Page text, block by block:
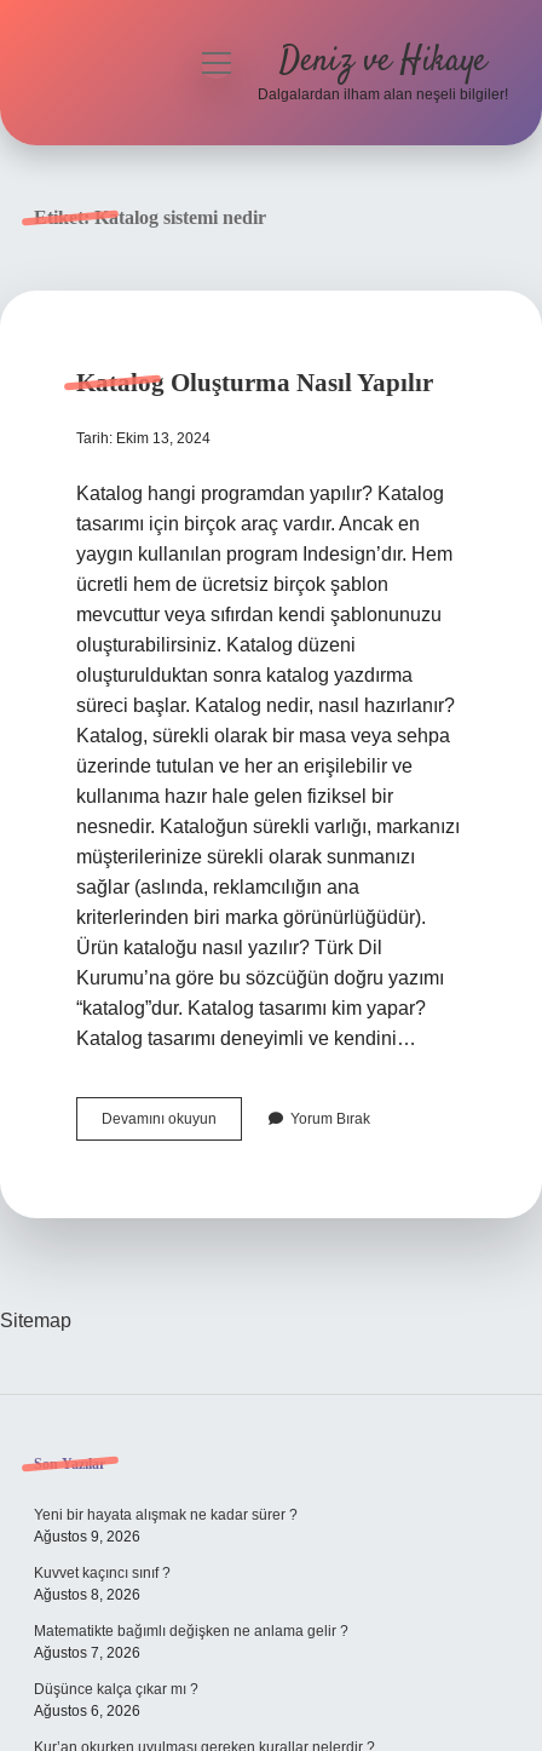
menüyü
Deniz ve Hikaye
Dalgalardan ilham alan neşeli bilgiler!
Etiket:Katalog sistemi nedir
Katalog Oluşturma Nasıl Yapılır
Tarih: Ekim 13, 2024
Katalog hangi programdan yapılır? Katalog
tasarımı için birçok araç vardır. Ancak en
yaygın kullanılan program Indesign’dır. Hem
ücretli hem de ücretsiz birçok şablon
mevcuttur veya sıfırdan kendi şablonunuzu
oluşturabilirsiniz. Katalog düzeni
oluşturulduktan sonra katalog yazdırma
süreci başlar. Katalog nedir, nasıl hazırlanır?
Katalog, sürekli olarak bir masa veya sehpa
üzerinde tutulan ve her an erişilebilir ve
kullanıma hazır hale gelen fiziksel bir
nesnedir. Kataloğun sürekli varlığı, markanızı
müşterilerinize sürekli olarak sunmanızı
sağlar (aslında, reklamcılığın ana
kriterlerinden biri marka görünürlüğüdür).
Ürün kataloğu nasıl yazılır? Türk Dil
Kurumu’na göre bu sözcüğün doğru yazımı
“katalog”dur. Katalog tasarımı kim yapar?
Katalog tasarımı deneyimli ve kendini…
Devamını okuyun
Oluşturma
Yorum Bırak
Sitemap
Sidebar
Son Yazılar
Yeni bir hayata alışmak ne kadar sürer ?
Ağustos 9, 2026
Kuvvet kaçıncı sınıf ?
Ağustos 8, 2026
Matematikte bağımlı değişken ne anlama gelir ?
Ağustos 7, 2026
Düşünce kalça çıkar mı ?
Ağustos 6, 2026
Kur’an okurken uyulması gereken kurallar nelerdir ?